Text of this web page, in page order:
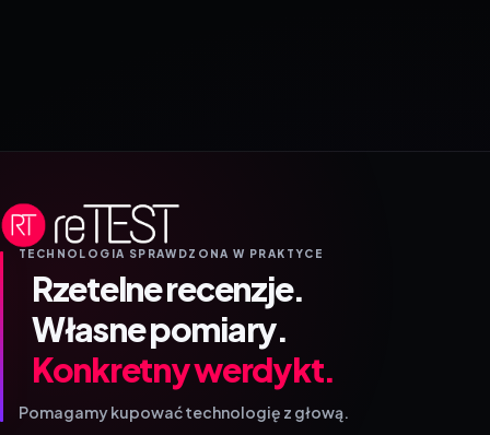
TECHNOLOGIA SPRAWDZONA W PRAKTYCE
Rzetelne recenzje.
Własne pomiary.
Konkretny werdykt.
Pomagamy kupować technologię z głową.